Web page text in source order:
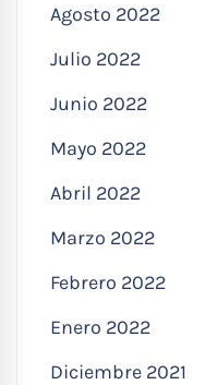
Agosto 2022
Julio 2022
Junio 2022
Mayo 2022
Abril 2022
Marzo 2022
Febrero 2022
Enero 2022
Diciembre 2021